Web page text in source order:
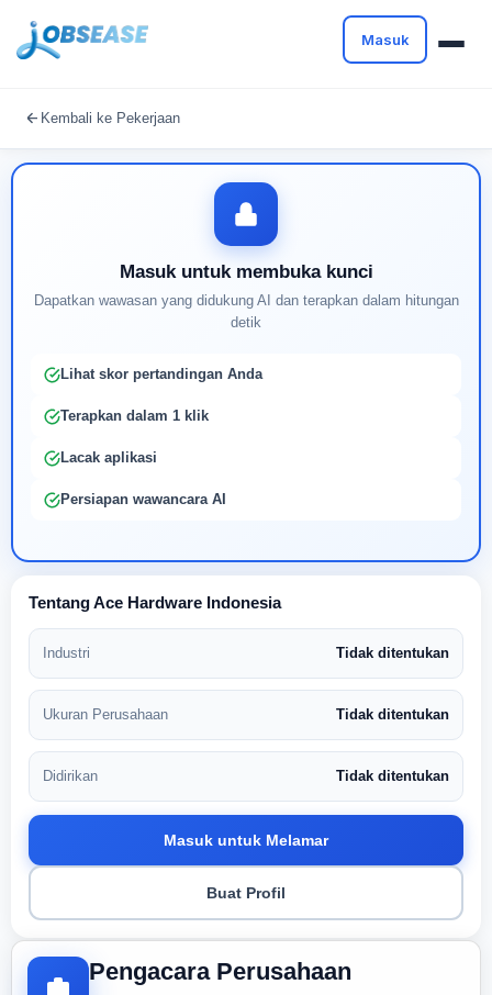
Masuk
Kembali ke Pekerjaan
Pengacara Perusahaan
Masuk untuk membuka kunci
Dapatkan wawasan yang didukung AI dan terapkan dalam hitungan
detik
Lihat skor pertandingan Anda
Terapkan dalam 1 klik
Lacak aplikasi
Persiapan wawancara AI
Tentang Ace Hardware Indonesia
Industri Tidak ditentukan
Ukuran Perusahaan Tidak ditentukan
Didirikan Tidak ditentukan
Masuk untuk Melamar
Buat Profil
Buat profil Anda untuk membuka kunci pencocokan